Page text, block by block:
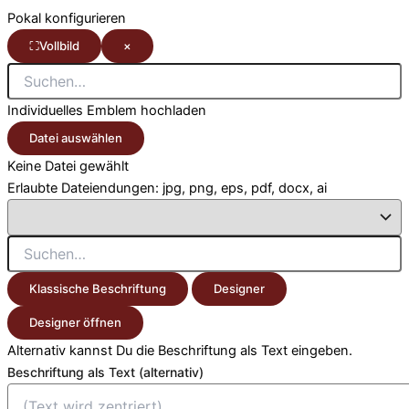
Pokal konfigurieren
⛶Vollbild ×
Individuelles Emblem hochladen
Datei auswählen
Keine Datei gewählt
Erlaubte Dateiendungen: jpg, png, eps, pdf, docx, ai
Klassische Beschriftung Designer
Designer öffnen
Alternativ kannst Du die Beschriftung als Text eingeben.
Beschriftung als Text (alternativ)